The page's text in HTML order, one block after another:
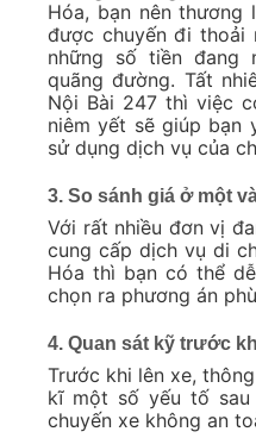
Hóa, bạn nên
được chuyến đi thoải
những số tiền đang
quãng đường. Tất
Nội Bài 247 thì việc
niêm yết sẽ giúp bạn
sử dụng dịch vụ của
3. So sánh giá ở một
Với rất nhiều đơn vị
cung cấp dịch vụ di
Hóa thì bạn có thể
chọn ra phương án
4. Quan sát kỹ trước
Trước khi lên xe,
kĩ một số yếu tố sau
chuyến xe không an